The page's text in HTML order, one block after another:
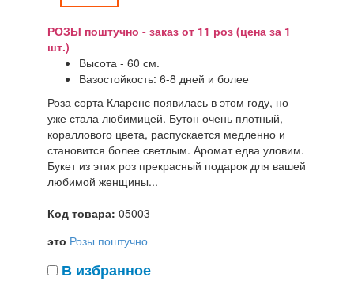
РОЗЫ поштучно - заказ от 11 роз (цена за 1
шт.)
Высота - 60 см.
Вазостойкость: 6-8 дней и более
Роза сорта Кларенс появилась в этом году, но
уже стала любимицей. Бутон очень плотный,
кораллового цвета, распускается медленно и
становится более светлым. Аромат едва уловим.
Букет из этих роз прекрасный подарок для вашей
любимой женщины...
Код товара: 05003
это Розы поштучно
В избранное